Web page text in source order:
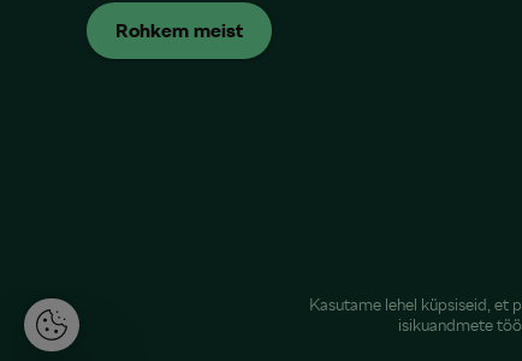
Rohkem meist
Kasutame lehel küpsiseid, et
isikuandmete
K